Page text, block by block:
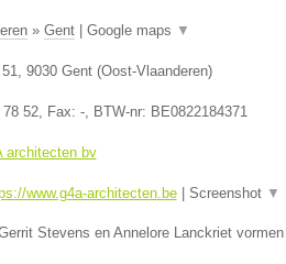
» Gent| Google maps ▼
, 9030 Gent(Oost-Vlaanderen)
52, Fax: -, BTW-nr: BE0822184371
architecten bv
www.g4a-architecten.be| Screenshot ▼
Stevens en Annelore Lanckriet